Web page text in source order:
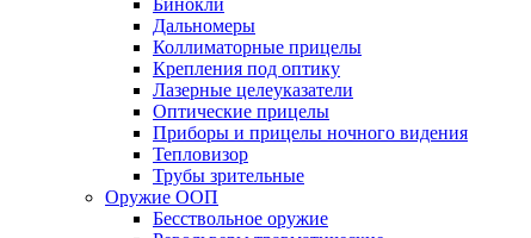
Бинокли
Дальномеры
Коллиматорные прицелы
Крепления под оптику
Лазерные целеуказатели
Оптические прицелы
Приборы и прицелы ночного видения
Тепловизор
Трубы зрительные
Оружие ООП
Бесствольное оружие